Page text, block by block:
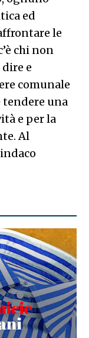
ed
le
chi non
e
comunale
tendere una
e per la
Al